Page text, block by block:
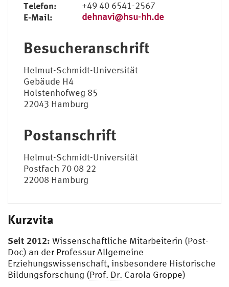
Telefon: +49 40 6541-2567
E-Mail: dehnavi@hsu-hh.de
Besucheranschrift
Helmut-Schmidt-Universität
Gebäude H4
Holstenhofweg 85
22043 Hamburg
Postanschrift
Helmut-Schmidt-Universität
Postfach 70 08 22
22008 Hamburg
Kurzvita
Seit 2012: Wissenschaftliche Mitarbeiterin (Post-
Doc) an der Professur Allgemeine
Erziehungswissenschaft, insbesondere Historische
Bildungsforschung (Prof. Dr. Carola Groppe)